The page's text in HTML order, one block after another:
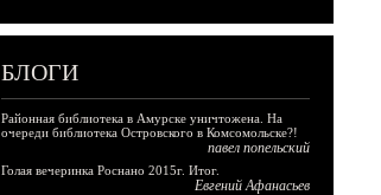
БЛОГИ
Районная библиотека в Амурске уничтожена. На
очереди библиотека Островского в Комсомольске?!
павел попельский
Голая вечеринка Роснано 2015г. Итог.
Евгений Афанасьев